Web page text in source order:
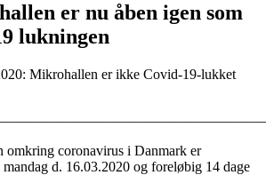
er nu åben igen som
lukningen
Mikrohallen er ikke Covid-19-lukket
omkring coronavirus i Danmark er
d. 16.03.2020 og foreløbig 14 dage